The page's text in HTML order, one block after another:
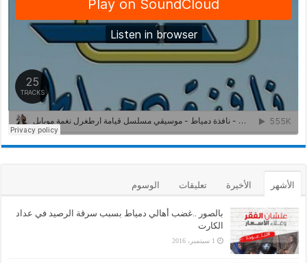
الأشهر الأخيرة تعليقات الوسوم
بالصور ..غضب أهالي دمياط بسبب سرقة الرصيد في عداد
الكارت
1 سبتمبر، 2016